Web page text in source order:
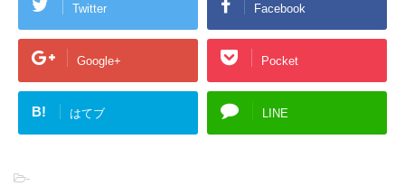
Twitter Facebook
Google+ Pocket
B! はてブ LINE
-